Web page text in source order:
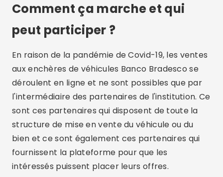
Comment ça marche et qui
peut participer ?
En raison de la pandémie de Covid-19, les ventes
aux enchères de véhicules Banco Bradesco se
déroulent en ligne et ne sont possibles que par
l'intermédiaire des partenaires de l'institution. Ce
sont ces partenaires qui disposent de toute la
structure de mise en vente du véhicule ou du
bien et ce sont également ces partenaires qui
fournissent la plateforme pour que les
intéressés puissent placer leurs offres.